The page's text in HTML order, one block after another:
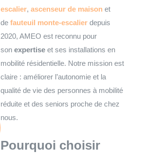
escalier, ascenseur de maisonet
de fauteuil monte-escalierdepuis
2020, AMEO est reconnu pour
son expertiseet ses installations en
mobilité résidentielle. Notre mission est
claire : améliorer l’autonomie et la
qualité de vie des personnes à mobilité
réduite et des seniors proche de chez
nous.
Pourquoi choisir